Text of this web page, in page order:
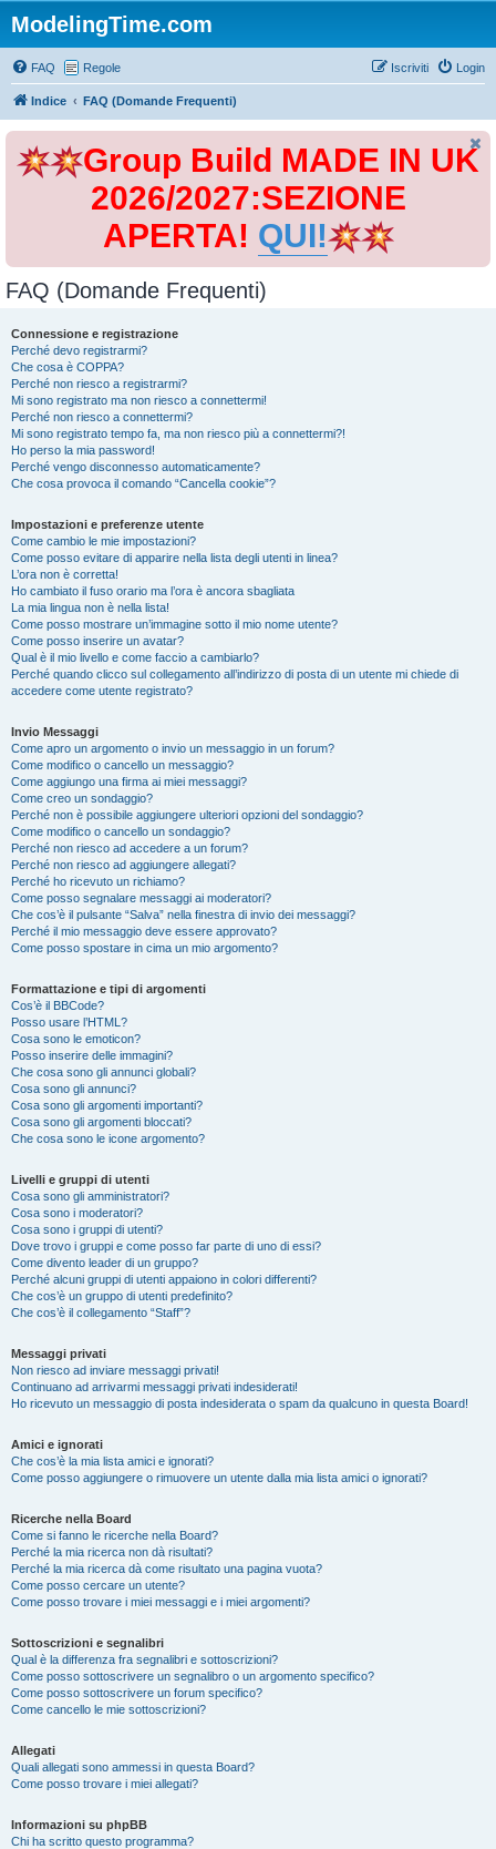
ModelingTime.com
FAQ Regole Login
Iscriviti
Indice FAQ (Domande Frequenti)
Group Build MADE IN UK
2026/2027:SEZIONE
APERTA! QUI!
FAQ (Domande Frequenti)
Connessione e registrazione
Perché devo registrarmi?
Che cosa è COPPA?
Perché non riesco a registrarmi?
Mi sono registrato ma non riesco a connettermi!
Perché non riesco a connettermi?
Mi sono registrato tempo fa, ma non riesco più a connettermi?!
Ho perso la mia password!
Perché vengo disconnesso automaticamente?
Che cosa provoca il comando “Cancella cookie”?
Impostazioni e preferenze utente
Come cambio le mie impostazioni?
Come posso evitare di apparire nella lista degli utenti in linea?
L’ora non è corretta!
Ho cambiato il fuso orario ma l’ora è ancora sbagliata
La mia lingua non è nella lista!
Come posso mostrare un’immagine sotto il mio nome utente?
Come posso inserire un avatar?
Qual è il mio livello e come faccio a cambiarlo?
Perché quando clicco sul collegamento all’indirizzo di posta di un utente mi chiede di
accedere come utente registrato?
Invio Messaggi
Come apro un argomento o invio un messaggio in un forum?
Come modifico o cancello un messaggio?
Come aggiungo una firma ai miei messaggi?
Come creo un sondaggio?
Perché non è possibile aggiungere ulteriori opzioni del sondaggio?
Come modifico o cancello un sondaggio?
Perché non riesco ad accedere a un forum?
Perché non riesco ad aggiungere allegati?
Perché ho ricevuto un richiamo?
Come posso segnalare messaggi ai moderatori?
Che cos’è il pulsante “Salva” nella finestra di invio dei messaggi?
Perché il mio messaggio deve essere approvato?
Come posso spostare in cima un mio argomento?
Formattazione e tipi di argomenti
Cos’è il BBCode?
Posso usare l’HTML?
Cosa sono le emoticon?
Posso inserire delle immagini?
Che cosa sono gli annunci globali?
Cosa sono gli annunci?
Cosa sono gli argomenti importanti?
Cosa sono gli argomenti bloccati?
Che cosa sono le icone argomento?
Livelli e gruppi di utenti
Cosa sono gli amministratori?
Cosa sono i moderatori?
Cosa sono i gruppi di utenti?
Dove trovo i gruppi e come posso far parte di uno di essi?
Come divento leader di un gruppo?
Perché alcuni gruppi di utenti appaiono in colori differenti?
Che cos’è un gruppo di utenti predefinito?
Che cos’è il collegamento “Staff”?
Messaggi privati
Non riesco ad inviare messaggi privati!
Continuano ad arrivarmi messaggi privati indesiderati!
Ho ricevuto un messaggio di posta indesiderata o spam da qualcuno in questa Board!
Amici e ignorati
Che cos’è la mia lista amici e ignorati?
Come posso aggiungere o rimuovere un utente dalla mia lista amici o ignorati?
Ricerche nella Board
Come si fanno le ricerche nella Board?
Perché la mia ricerca non dà risultati?
Perché la mia ricerca dà come risultato una pagina vuota?
Come posso cercare un utente?
Come posso trovare i miei messaggi e i miei argomenti?
Sottoscrizioni e segnalibri
Qual è la differenza fra segnalibri e sottoscrizioni?
Come posso sottoscrivere un segnalibro o un argomento specifico?
Come posso sottoscrivere un forum specifico?
Come cancello le mie sottoscrizioni?
Allegati
Quali allegati sono ammessi in questa Board?
Come posso trovare i miei allegati?
Informazioni su phpBB
Chi ha scritto questo programma?